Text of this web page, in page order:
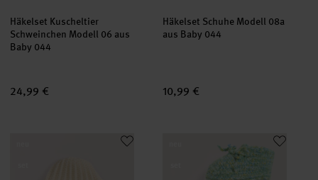
Häkelset Kuscheltier
Schweinchen Modell 06 aus
Baby 044
24,99 €
Häkelset Schuhe Modell 08a
aus Baby 044
10,99 €
Häkelset Mütze Modell 14 aus Baby 044Häkelset Schuhe Modell 08b